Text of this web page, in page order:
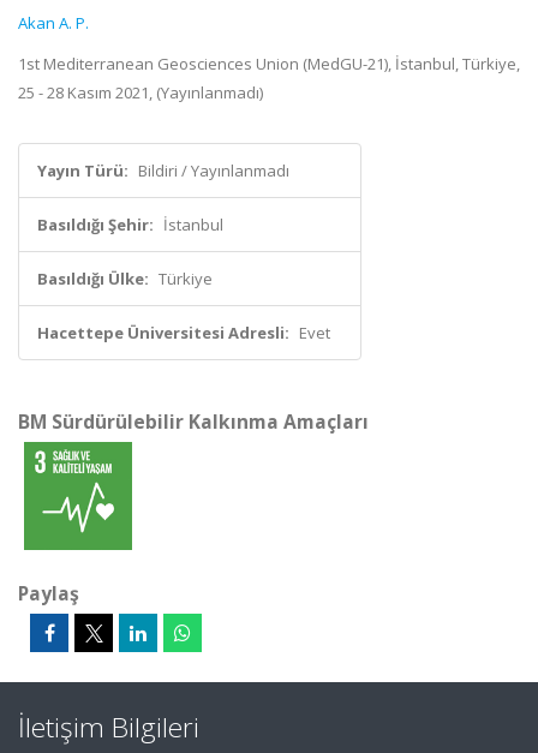
Akan A. P.
1st Mediterranean Geosciences Union (MedGU-21), İstanbul, Türkiye,
25 - 28 Kasım 2021, (Yayınlanmadı)
Yayın Türü: Bildiri / Yayınlanmadı
Basıldığı Şehir: İstanbul
Basıldığı Ülke: Türkiye
Hacettepe Üniversitesi Adresli: Evet
BM Sürdürülebilir Kalkınma Amaçları
Paylaş
İletişim Bilgileri